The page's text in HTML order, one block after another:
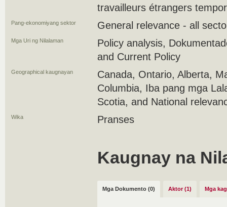
travailleurs étrangers
Pang-ekonomiyang sektor General relevance - all
Mga Uri ng Nilalaman
Policy analysis,
and Current Policy
Geographical kaugnayan
Canada, Ontario, Alberta,
Columbia, Iba pang mga
Scotia, and National
Wika Pranses
Kaugnay na
Mga Dokumento (0) Aktor (1) Mga